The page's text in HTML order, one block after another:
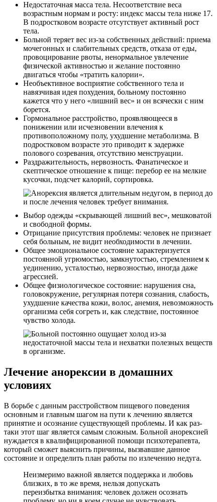
Недостаточная масса тела. Несоответствие веса
возрастным нормам и росту: индекс массы тела ниже 17.
В подростковом возрасте отсутствует активный рост
тела.
Больной теряет вес из-за собственных действий: приема
мочегонных и слабительных средств, отказа от еды,
провоцирование рвоты, ненормальное увлечение
физической активностью и желание постоянно
двигаться чтобы «тратить калории».
Необъективное восприятие собственного тела и
навязчивая идея похудения, больному постоянно
кажется что у него «лишний вес» и он всячески с ним
борется.
Гормональное расстройство, проявляющееся в
понижении или исчезновении влечения к
противоположному полу, ухудшение метаболизма. В
подростковом возрасте это приводит к задержке
полового созревания, отсутствию менструации.
Раздражительность, нервозность. Фанатическое и
скептическое отношение к пище: перебор ее на мелкие
кусочки, подсчет калорий, сортировка.
Выбор одежды «скрывающей лишний вес», мешковатой
и свободной формы.
Отрицание присутствия проблемы: человек не признает
себя больным, не видит необходимости в лечении.
Общее эмоциональное состояние характеризуется
постоянной угрюмостью, замкнутостью, стремлением к
уединению, усталостью, нервозностью, иногда даже
агрессией.
Общее физиологическое состояние: нарушения сна,
головокружение, регулярная потеря сознания, слабость,
ухудшение качества кожи, волос, анемия, невозможность
организма себя согреть и, как следствие, постоянное
чувство холода.
Лечение анорексии в домашних
условиях
В борьбе с данным расстройством пищевого поведения
основным и главным шагом на пути к лечению является
принятие и осознание существующей проблемы. И как раз-
таки этот шаг является самым сложным. Больной анорексией
нуждается в квалифицированной помощи психотерапевта,
который сможет выяснить причины, вызвавшие данное
состояние и определить план работы по излечению недуга.
Неизмеримо важной является поддержка и любовь
близких, в то же время, нельзя допускать
переизбытка внимания: человек должен осознать